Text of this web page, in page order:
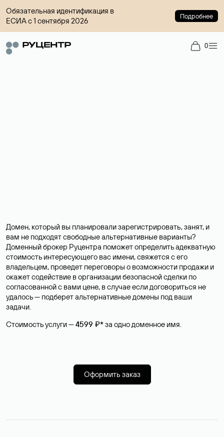
Обязательная идентификация в
ЕСИА с 1 сентября 2026
Подробнее
0
Домен, который вы планировали зарегистрировать, занят, и
вам не подходят свободные альтернативные варианты?
Доменный брокер Руцентра поможет определить адекватную
стоимость интересующего вас имени, свяжется с его
владельцем, проведет переговоры о возможности продажи и
окажет содействие в организации безопасной сделки по
согласованной с вами цене, в случае если договориться не
удалось — подберет альтернативные домены под ваши
задачи.
Стоимость услуги —4599 ₽*за одно доменное имя.
Оформить заказ